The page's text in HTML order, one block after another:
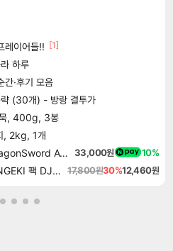
레이어들!! [1]
하루
·후기 모음
(30개) - 방랑 결투가
묵, 400g, 3봉
, 2kg, 1개
드래곤소드 어웨이크닝 DragonSword Awakening 33,000원 10%
디제이맥스 리스펙트 V ONGEKI 팩 DJMAX RESPECT V ONGEKI Pack DLC 17,800원30%12,460원